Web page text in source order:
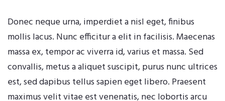
Donec neque urna, imperdiet a nisl eget, finibus
mollis lacus. Nunc efficitur a elit in facilisis. Maecenas
massa ex, tempor ac viverra id, varius et massa. Sed
convallis, metus a aliquet suscipit, purus nunc ultrices
est, sed dapibus tellus sapien eget libero. Praesent
maximus velit vitae est venenatis, nec lobortis arcu